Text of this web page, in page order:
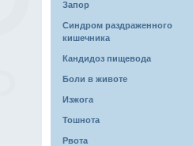
Запор
Синдром раздраженного
кишечника
Кандидоз пищевода
Боли в животе
Изжога
Тошнота
Рвота